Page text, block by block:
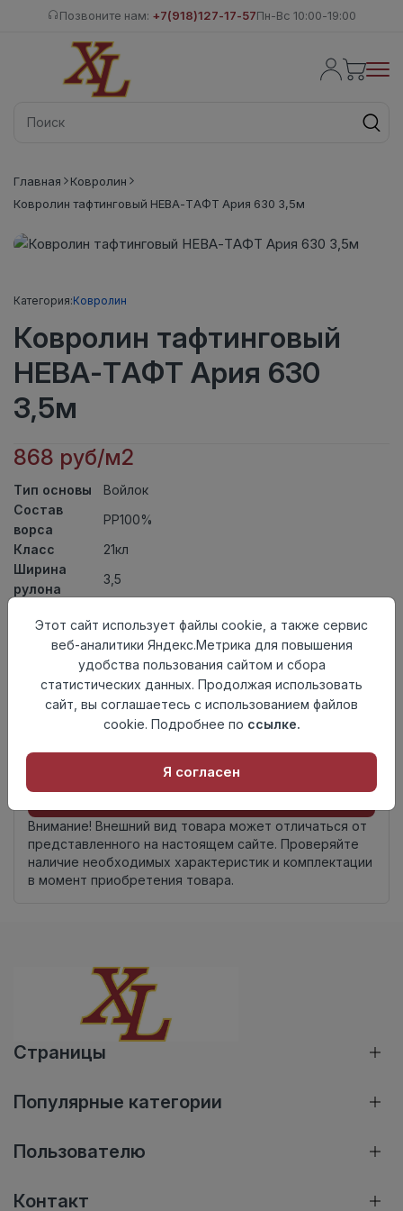
Позвоните нам: +7(918)127-17-57Пн-Вс 10:00-19:00
Главная
Ковролин
Ковролин тафтинговый НЕВА-ТАФТ Ария 630 3,5м
Категория:Ковролин
Ковролин тафтинговый
НЕВА-ТАФТ Ария 630
3,5м
868 руб/м2
Тип основы
Войлок
Состав
ворса
PP100%
Класс
21кл
Ширина
рулона
3,5
Вид
ковролина
Ковролин тафтинговый
происхождения
11.15 пог. м
Добавить в корзину
Внимание! Внешний вид товара может отличаться от
представленного на настоящем сайте. Проверяйте
наличие необходимых характеристик и комплектации
в момент приобретения товара.
Страницы
Популярные категории
Пользователю
Контакт
Этот сайт использует файлы cookie, а также сервис
веб-аналитики Яндекс.Метрика для повышения
удобства пользования сайтом и сбора
статистических данных. Продолжая использовать
сайт, вы соглашаетесь с использованием файлов
cookie. Подробнее по ссылке.
Я согласен